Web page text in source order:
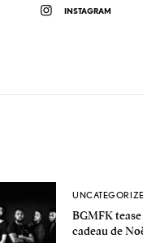
INSTAGRAM
BGMFK
cadeau de